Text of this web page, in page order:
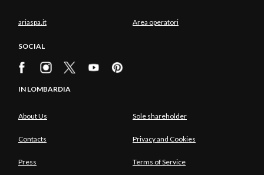
ariaspa.it Area operatori
SOCIAL
IN LOMBARDIA
About Us Sole shareholder
Contacts Privacy and Cookies
Press Terms of Service